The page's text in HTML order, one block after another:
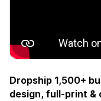
Dropship 1,500+
design, full-print &